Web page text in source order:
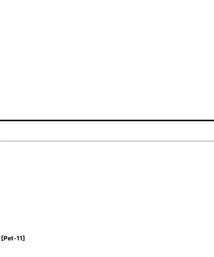
[Pet-11]